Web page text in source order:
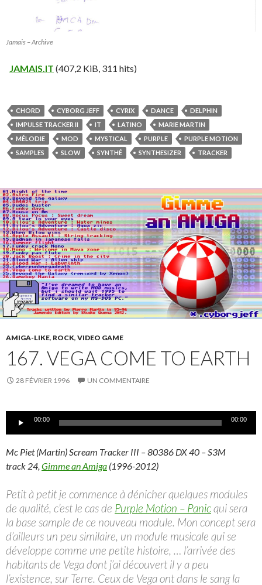
Jamais – Archive
JAMAIS.IT (407,2 KiB, 311 hits)
CHORD CYBORG JEFF CYRIX DANCE
DELPHIN
IMPULSE TRACKER II
IT LATINO
MARIE MARTIN
MÉLODIE
MOD MYSTICAL PURPLE
PURPLE MOTION
SAMPLES
SLOW SYNTHÉ SYNTHESIZER TRACKER
AMIGA-LIKE, ROCK, VIDEO GAME
167. VEGA COME TO EARTH
28 FÉVRIER 1996 UN COMMENTAIRE
Lecteur00:00 00:00
Mc Piet (Martin) Scream Tracker III – 80386 DX 40 – S3M
track 24, Gimme an Amiga (1996-2012)
Petit à petit je commence à dénicher quelques modules
de qualité, c’est le cas de Purple Motion – Panicqui sera
la base sample de ce nouveau module. Mon concept sera
d’ailleurs un peu similaire, un module musicale qui se
développe comme une petite histoire, … l’arrivée des
habitants de Vega dont j’ai découvert il y a peu
l’existence, sur Terre. Ceux de Vega ont dans le sang la